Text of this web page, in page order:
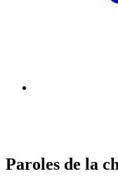
Paroles de la